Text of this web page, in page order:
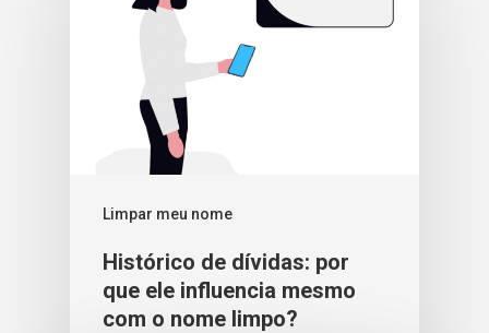
Limpar meu nome
Histórico de dívidas: por
que ele influencia mesmo
com o nome limpo?